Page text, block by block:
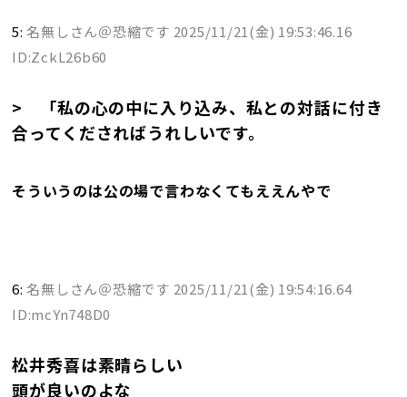
5:名無しさん＠恐縮です 2025/11/21(金) 19:53:46.16
ID:ZckL26b60
> 「私の心の中に入り込み、私との対話に付き
合ってくださればうれしいです。
そういうのは公の場で言わなくてもええんやで
6:名無しさん＠恐縮です 2025/11/21(金) 19:54:16.64
ID:mcYn748D0
松井秀喜は素晴らしい
頭が良いのよな